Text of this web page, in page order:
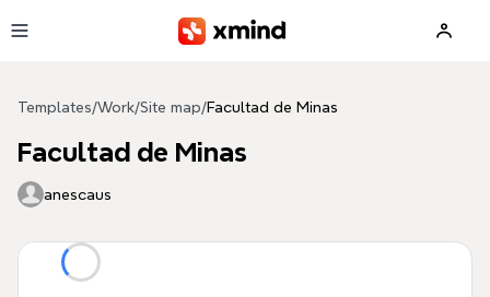
Templates/Work/Site map/Facultad de Minas
Facultad de Minas
anescaus